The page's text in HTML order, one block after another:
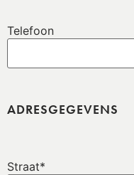
Telefoon
ADRESGEGEVENS
Straat*